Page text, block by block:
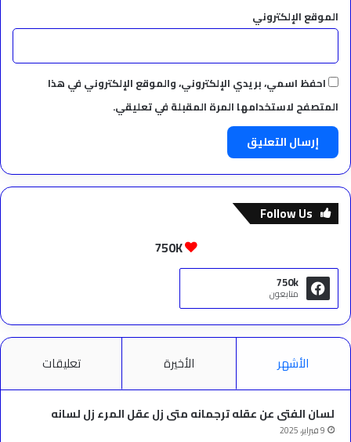
الموقع الإلكتروني
احفظ اسمي، بريدي الإلكتروني، والموقع الإلكتروني في هذا
المتصفح لاستخدامها المرة المقبلة في تعليقي.
Follow Us
750K
750k
متابعون
الأشهر الأخيرة تعليقات
لسان الفتى عن عقله ترجمانه متى زل عقل المرء زل لسانه
9 فبراير، 2025